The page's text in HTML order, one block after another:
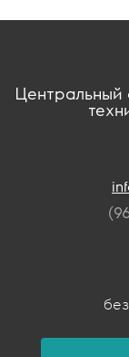
Центральный